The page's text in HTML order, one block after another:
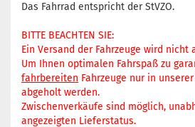
Das Fahrrad entspricht der StVZO.
BITTE BEACHTEN SIE:
Ein Versand der Fahrzeuge wird nicht
Um Ihnen optimalen Fahrspaß zu
fahrbereiten Fahrzeuge nur in
abgeholt werden.
Zwischenverkäufe sind möglich,
angezeigten Lieferstatus.